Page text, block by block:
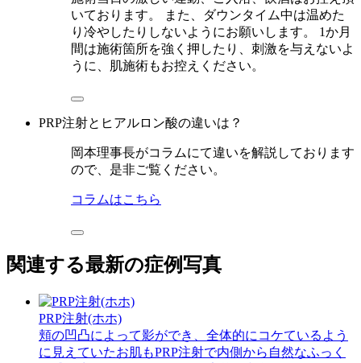
いております。 また、ダウンタイム中は温めた
り冷やしたりしないようにお願いします。 1か月
間は施術箇所を強く押したり、刺激を与えないよ
うに、肌施術もお控えください。
PRP注射とヒアルロン酸の違いは？
岡本理事長がコラムにて違いを解説しております
ので、是非ご覧ください。
コラムはこちら
関連する最新の症例写真
PRP注射(ホホ)
頬の凹凸によって影ができ、全体的にコケているよう
に見えていたお肌もPRP注射で内側から自然なふっく